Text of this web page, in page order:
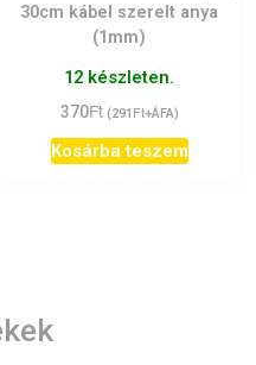
30cm kábel szerelt anya
(1mm)
12 készleten.
370Ft (291 Ft+ÁFA)
Kosárba teszem